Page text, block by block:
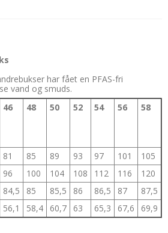
har fået en PFAS-fri
vand og smuds.
46 48 50 52 54 56 58
81 85 89 93 97 101
105
96 100 104 108 112 116
120
84,5 85 85,5 86 86,5 87
87,5
56,1 58,4 60,7 63 65,3 67,6 69,9